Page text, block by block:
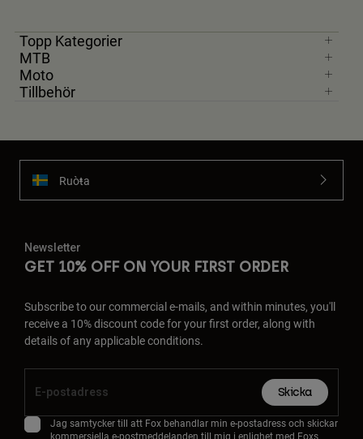
Topp Kategorier
MTB
Moto
Tillbehör
Ruoŧŧa
Newsletter
GET 10% OFF ON YOUR FIRST ORDER
Subscribe to our commercial e-mails, and within minutes, you'll
receive a 10% discount code for your first order, along with
details of any applicable conditions.
Skicka
Jag samtycker till att Fox behandlar min e-postadress och skickar
kommersiella e-postmeddelanden till mig i enlighet med Foxs